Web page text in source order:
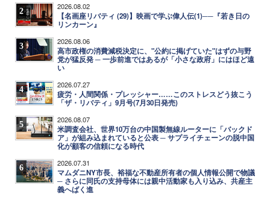
2 2026.08.02
【名画座リバティ (29)】映画で学ぶ偉人伝(1)──『若き日の
リンカーン』
3 2026.08.06
高市政権の消費減税決定に、"公約に掲げていた"はずの与野
党が猛反発 ─ 一歩前進ではあるが「小さな政府」にはほど遠
い
4 2026.07.27
疲労・人間関係・プレッシャー……このストレスどう抜こう
「ザ・リバティ」9月号(7月30日発売)
5 2026.08.07
米調査会社、世界10万台の中国製無線ルーターに「バックド
ア」が組み込まれていると公表 ─ サプライチェーンの脱中国
化が顧客の信頼になる時代
6 2026.07.31
マムダニNY市長、裕福な不動産所有者の個人情報公開で物議
─ さらに同氏の支持母体には親中活動家も入り込み、共産主
義へばく進